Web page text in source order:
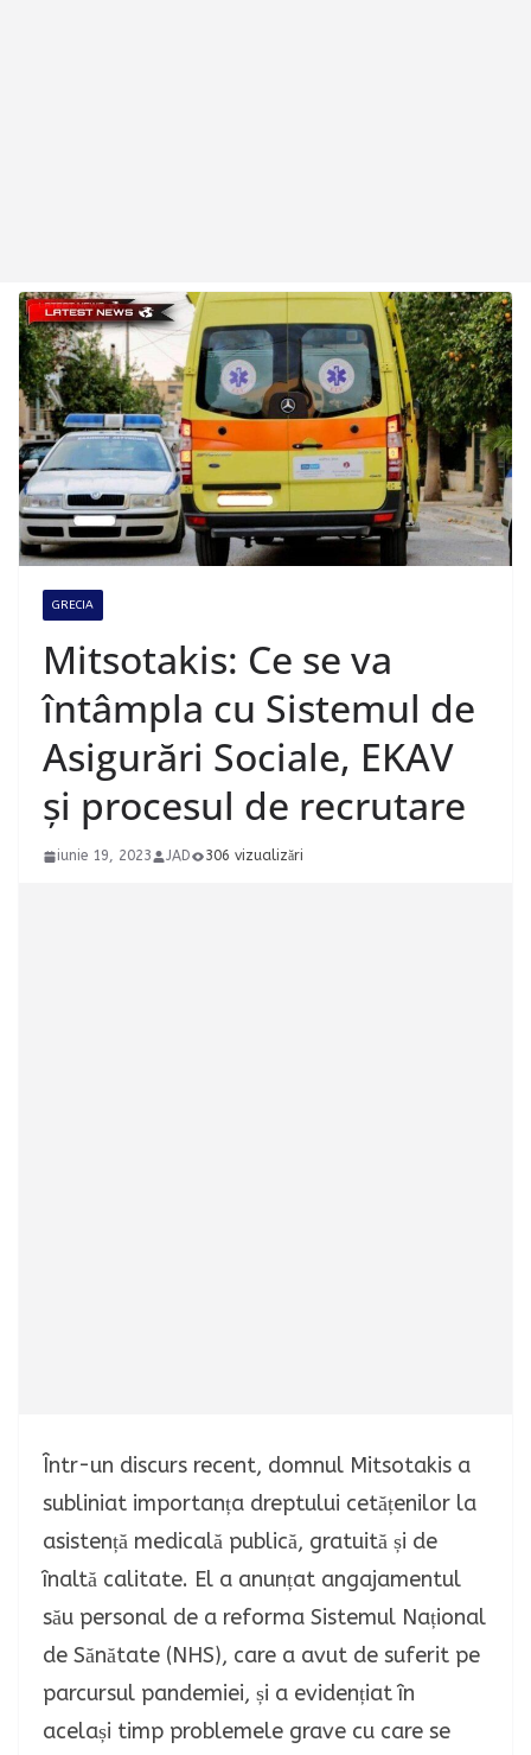
GRECIA
Mitsotakis: Ce se va
întâmpla cu Sistemul de
Asigurări Sociale, EKAV
și procesul de recrutare
iunie 19, 2023 JAD 306 vizualizări
Într-un discurs recent, domnul Mitsotakis a
subliniat importanța dreptului cetățenilor la
asistență medicală publică, gratuită și de
înaltă calitate. El a anunțat angajamentul
său personal de a reforma Sistemul Național
de Sănătate (NHS), care a avut de suferit pe
parcursul pandemiei, și a evidențiat în
același timp problemele grave cu care se